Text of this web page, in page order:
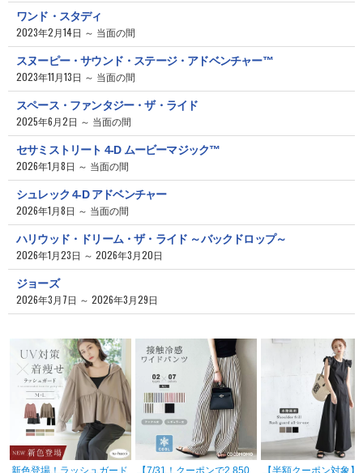
ワンド・スタディ
2023年2月14日 ～ 当面の間
スヌーピー・サウンド・ステージ・アドベンチャー™
2023年11月13日 ～ 当面の間
スペース・ファンタジー・ザ・ライド
2025年6月2日 ～ 当面の間
セサミストリート 4-D ムービーマジック™
2026年1月8日 ～ 当面の間
シュレック 4-D アドベンチャー
2026年1月8日 ～ 当面の間
ハリウッド・ドリーム・ザ・ライド ～バックドロップ～
2026年1月23日 ～ 2026年3月20日
ジョーズ
2026年3月7日 ～ 2026年3月29日
新色登場！ラッシュガード
【7/31！クーポンで2,850
【半額クーポン対象】